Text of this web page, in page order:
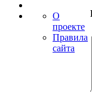
О
проекте
Правила
сайта